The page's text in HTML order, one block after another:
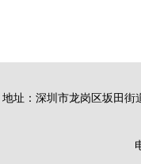
藏指南
地址：深圳市龙岗区坂田街